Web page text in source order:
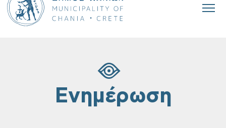
Ενημέρωση